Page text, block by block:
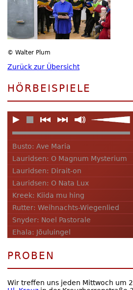
© Walter Plum
Zurück zur Übersicht
HÖRBEISPIELE
Busto: Ave Maria
Lauridsen: O Magnum Mysterium
Lauridsen: Dirait-on
Lauridsen: O Nata Lux
Kreek: Kiida mu hing
Rutter: Weihnachts-Wiegenlied
Snyder: Noel Pastorale
Ehala: Jõuluingel
PROBEN
Wir treffen uns jeden Mittwoch um